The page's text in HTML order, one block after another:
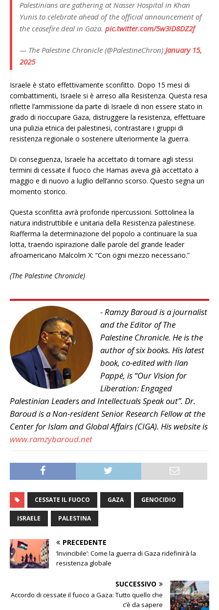
Palestinians are gathering at Nasser Hospital in Khan
Yunis to celebrate ahead of the official announcement of
the ceasefire deal in Gaza. pic.twitter.com/5w3iD8DZ2f
— The Palestine Chronicle (@PalestineChron) January 15,
2025
Israele è stato effettivamente sconfitto. Dopo 15 mesi di
combattimenti, Israele si è arreso alla Resistenza. Questa resa
riflette l’ammissione da parte di Israele di non essere stato in
grado di rioccupare Gaza, distruggere la resistenza, effettuare
una pulizia etnica dei palestinesi, contrastare i gruppi di
resistenza regionale o sostenere ulteriormente la guerra.
Di conseguenza, Israele ha accettato di tornare agli stessi
termini di cessate il fuoco che Hamas aveva già accettato a
maggio e di nuovo a luglio dell’anno scorso. Questo segna un
momento storico.
Questa sconfitta avrà profonde ripercussioni. Sottolinea la
natura indistruttibile e unitaria della Resistenza palestinese.
Riafferma la determinazione del popolo a continuare la sua
lotta, traendo ispirazione dalle parole del grande leader
afroamericano Malcolm X: “Con ogni mezzo necessario.”
(The Palestine Chronicle)
- Ramzy Baroud is a journalist
and the Editor of The
Palestine Chronicle. He is the
author of six books. His latest
book, co-edited with Ilan
Pappé, is “Our Vision for
Liberation: Engaged
Palestinian Leaders and Intellectuals Speak out”. Dr.
Baroud is a Non-resident Senior Research Fellow at the
Center for Islam and Global Affairs (CIGA). His website is
www.ramzybaroud.net
CESSATE IL FUOCO GAZA GENOCIDIO
ISRAELE PALESTINA
PRECEDENTE
‘Invincibile’: Come la guerra di Gaza ridefinirà la
resistenza globale
SUCCESSIVO
Accordo di cessate il fuoco a Gaza: Tutto quello che
c’è da sapere